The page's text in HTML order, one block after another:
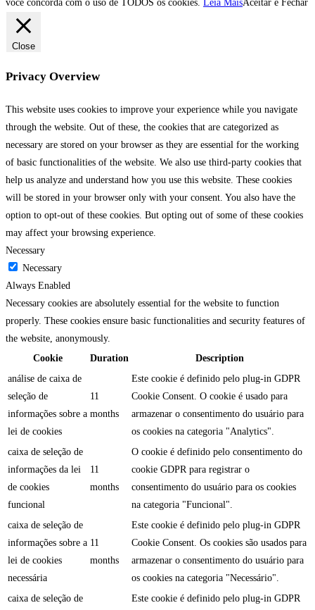
você concorda com o uso de TODOS os cookies. Leia MaisAceitar e Fechar
Close
Privacy Overview
This website uses cookies to improve your experience while you navigate
through the website. Out of these, the cookies that are categorized as
necessary are stored on your browser as they are essential for the working
of basic functionalities of the website. We also use third-party cookies that
help us analyze and understand how you use this website. These cookies
will be stored in your browser only with your consent. You also have the
option to opt-out of these cookies. But opting out of some of these cookies
may affect your browsing experience.
Necessary
Necessary
Always Enabled
Necessary cookies are absolutely essential for the website to function
properly. These cookies ensure basic functionalities and security features of
the website, anonymously.
Cookie
Duration
Description
análise de caixa de
seleção de
informações sobre a
lei de cookies
11
months
Este cookie é definido pelo plug-in GDPR
Cookie Consent. O cookie é usado para
armazenar o consentimento do usuário para
os cookies na categoria "Analytics".
caixa de seleção de
informações da lei
de cookies
funcional
11
months
O cookie é definido pelo consentimento do
cookie GDPR para registrar o
consentimento do usuário para os cookies
na categoria "Funcional".
caixa de seleção de
informações sobre a
lei de cookies
necessária
11
months
Este cookie é definido pelo plug-in GDPR
Cookie Consent. Os cookies são usados para
armazenar o consentimento do usuário para
os cookies na categoria "Necessário".
caixa de seleção de
Este cookie é definido pelo plug-in GDPR